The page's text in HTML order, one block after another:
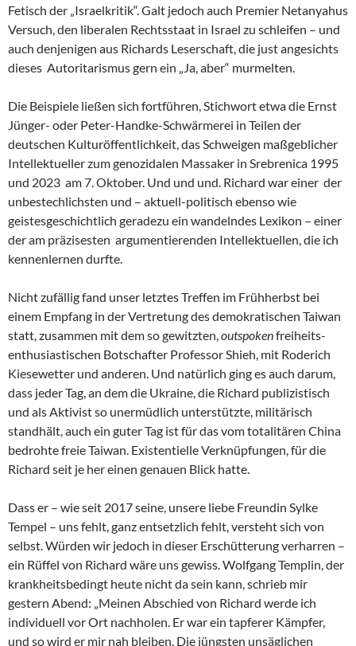
Fetisch der „Israelkritik“. Galt jedoch auch Premier Netanyahus
Versuch, den liberalen Rechtsstaat in Israel zu schleifen – und
auch denjenigen aus Richards Leserschaft, die just angesichts
dieses Autoritarismus gern ein „Ja, aber“ murmelten.
Die Beispiele ließen sich fortführen, Stichwort etwa die Ernst
Jünger- oder Peter-Handke-Schwärmerei in Teilen der
deutschen Kulturöffentlichkeit, das Schweigen maßgeblicher
Intellektueller zum genozidalen Massaker in Srebrenica 1995
und 2023 am 7. Oktober. Und und und. Richard war einer der
unbestechlichsten und – aktuell-politisch ebenso wie
geistesgeschichtlich geradezu ein wandelndes Lexikon – einer
der am präzisesten argumentierenden Intellektuellen, die ich
kennenlernen durfte.
Nicht zufällig fand unser letztes Treffen im Frühherbst bei
einem Empfang in der Vertretung des demokratischen Taiwan
statt, zusammen mit dem so gewitzten,outspokenfreiheits-
enthusiastischen Botschafter Professor Shieh, mit Roderich
Kiesewetter und anderen. Und natürlich ging es auch darum,
dass jeder Tag, an dem die Ukraine, die Richard publizistisch
und als Aktivist so unermüdlich unterstützte, militärisch
standhält, auch ein guter Tag ist für das vom totalitären China
bedrohte freie Taiwan. Existentielle Verknüpfungen, für die
Richard seit je her einen genauen Blick hatte.
Dass er – wie seit 2017 seine, unsere liebe Freundin Sylke
Tempel – uns fehlt, ganz entsetzlich fehlt, versteht sich von
selbst. Würden wir jedoch in dieser Erschütterung verharren –
ein Rüffel von Richard wäre uns gewiss. Wolfgang Templin, der
krankheitsbedingt heute nicht da sein kann, schrieb mir
gestern Abend: „Meinen Abschied von Richard werde ich
individuell vor Ort nachholen. Er war ein tapferer Kämpfer,
und so wird er mir nah bleiben. Die jüngsten unsäglichen